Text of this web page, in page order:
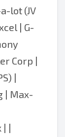
lot (JV
| G-
Corp |
|
| Max-
| |